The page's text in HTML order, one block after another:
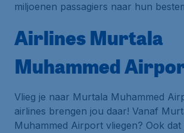
miljoenen passagiers naar hun
Airlines Murtala
Muhammed
Vlieg je naar Murtala Muhammed
airlines brengen jou daar! Vanaf
Muhammed Airport vliegen? Ook